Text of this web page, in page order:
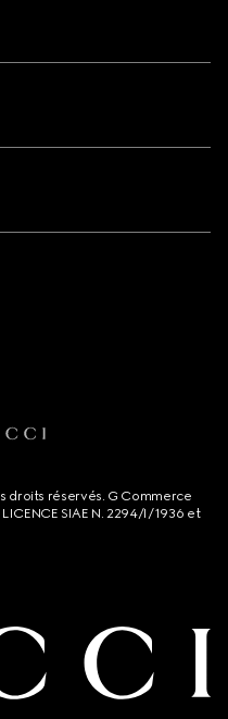
droits réservés. G Commerce
SIAE N. 2294/I/1936 et